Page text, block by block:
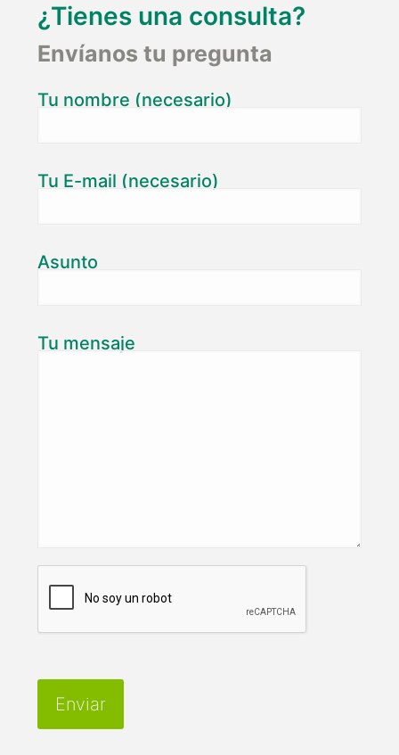
¿Tienes una consulta?
Envíanos tu pregunta
Tu nombre (necesario)
Tu E-mail (necesario)
Asunto
Tu mensaje